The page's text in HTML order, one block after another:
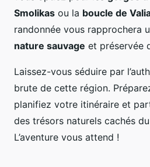
Smolikas ou la boucle de
randonnée vous rapprochera
nature sauvage et préservée
Laissez-vous séduire par
brute de cette région.
planifiez votre itinéraire et
des trésors naturels cachés du
L’aventure vous attend !